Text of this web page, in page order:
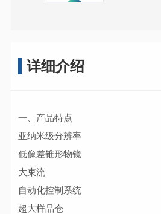
详细介绍
一、产品特点
亚纳米级分辨率
低像差锥形物镜
大束流
自动化控制系统
超大样品仓